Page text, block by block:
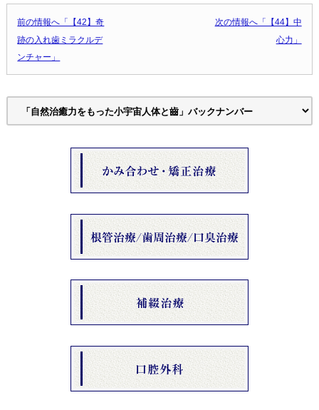
前の情報へ「【42】奇
跡の入れ歯ミラクルデ
ンチャー」
次の情報へ「【44】中
心力」